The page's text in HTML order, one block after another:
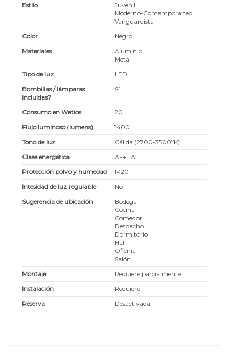
Estilo
Juvenil
Moderno-Contemporaneo
Vanguardista
Color
Negro
Materiales
Aluminio
Metal
Tipo de luz
LED
Bombillas / lámparas
incluidas?
Sí
Consumo en Watios
20
Flujo luminoso (lumens)
1400
Tono de luz
Cálida (2700-3500ºK)
Clase energética
A++...A
Protección polvo y humedad
IP20
Intesidad de luz regulable
No
Sugerencia de ubicación
Bodega
Cocina
Comedor
Despacho
Dormitorio
Hall
Oficina
Salón
Montaje
Requiere parcialmente
Instalación
Requiere
Reserva
Desactivada